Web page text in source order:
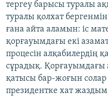
тергеу барысы туралы
туралы қолхат
ғана айта аламын: іс
қорғауымдағы екі
процесін алқабилердің
сұрадық.
қатысы бар-жоғын
президентке хат